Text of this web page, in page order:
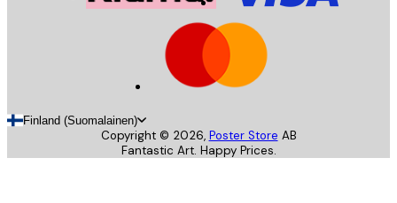
Finland (Suomalainen)
Copyright © 2026, Poster Store AB
Fantastic Art. Happy Prices.